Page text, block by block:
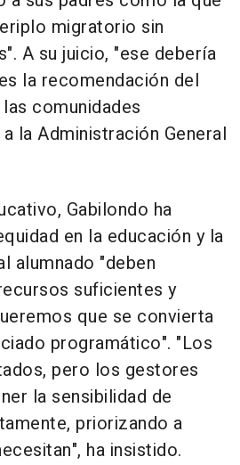
migratorio sin
A su juicio, "ese debería
la recomendación del
comunidades
la Administración General
Gabilondo ha
en la educación y la
alumnado "deben
suficientes y
que se convierta
programático". "Los
pero los gestores
la sensibilidad de
priorizando a
ha insistido.